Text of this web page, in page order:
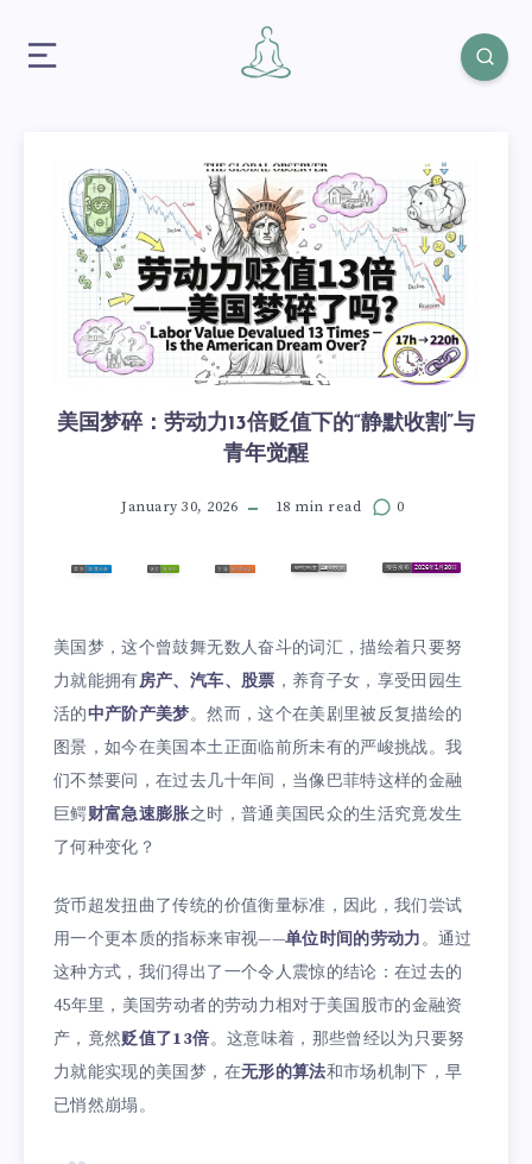
美国梦碎：劳动力13倍贬值下的“静默收割”与
青年觉醒
January 30, 2026 18 min read 0
美国梦，这个曾鼓舞无数人奋斗的词汇，描绘着只要努
力就能拥有房产、汽车、股票 ，养育子女，享受田园生
活的中产阶产美梦。然而，这个在美剧里被反复描绘的
图景，如今在美国本土正面临前所未有的严峻挑战。我
们不禁要问，在过去几十年间，当像巴菲特这样的金融
巨鳄财富急速膨胀之时，普通美国民众的生活究竟发生
了何种变化？
货币超发扭曲了传统的价值衡量标准，因此，我们尝试
用一个更本质的指标来审视——单位时间的劳动力。通过
这种方式，我们得出了一个令人震惊的结论：在过去的
45年里，美国劳动者的劳动力相对于美国股市的金融资
产，竟然贬值了13倍。这意味着，那些曾经以为只要努
力就能实现的美国梦，在无形的算法和市场机制下，早
已悄然崩塌。